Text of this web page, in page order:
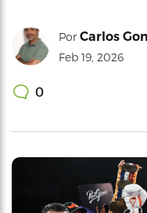
Por Carlos
Feb 19, 2026
0